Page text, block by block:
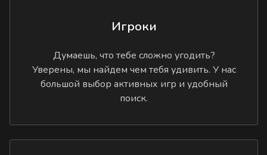
Игроки
Думаешь, что тебе сложно угодить?
Уверены, мы найдем чем тебя удивить. У нас
большой выбор активных игр и удобный
поиск.